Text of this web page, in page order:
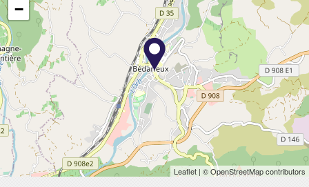
−
Leaflet | © OpenStreetMap contributors